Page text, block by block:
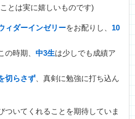
とは実に嬉しいものです)
ィダーインゼリーをお配りし、 10
の時期、中3生は少しでも成績ア
切らさず 、真剣に勉強に打ち込ん
ついてくれることを期待していま